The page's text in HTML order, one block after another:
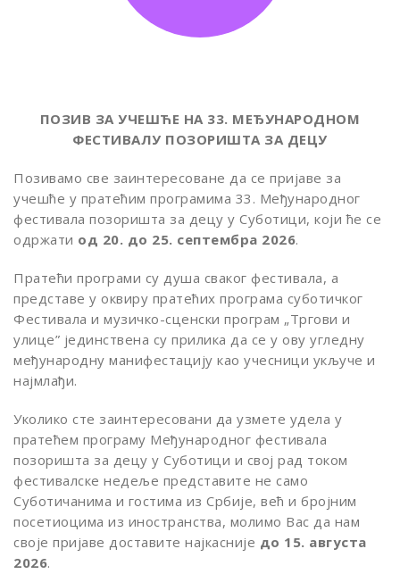
ПОЗИВ ЗА УЧЕШЋЕ НА 33. МЕЂУНАРОДНОМ
ФЕСТИВАЛУ ПОЗОРИШТА ЗА ДЕЦУ
Позивамо све заинтересоване да се пријаве за
учешће у пратећим програмима 33. Међународног
фестивала позоришта за децу у Суботици, који ће се
одржати од 20. до 25. септембра 2026.
Пратећи програми су душа сваког фестивала, а
представе у оквиру пратећих програма суботичког
Фестивала и музичко-сценски програм „Тргови и
улице” јединствена су прилика да се у ову угледну
међународну манифестацију као учесници укључе и
најмлађи.
Уколико сте заинтересовани да узмете удела у
пратећем програму Међународног фестивала
позоришта за децу у Суботици и свој рад током
фестивалске недеље представите не само
Суботичанима и гостима из Србије, већ и бројним
посетиоцима из иностранства, молимо Вас да нам
своје пријаве доставите најкасније до 15. августа
2026.